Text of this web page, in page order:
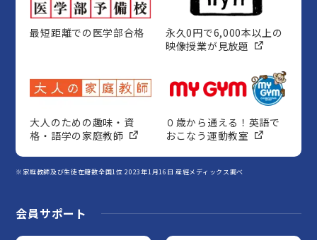
最短距離での医学部合格
永久0円で6,000本以上の
映像授業が見放題
大人のための趣味・資
格・語学の家庭教師
０歳から通える！英語で
おこなう運動教室
※家庭教師及び生徒在籍数全国1位 2023年1月16日 産經メディックス調べ
会員サポート